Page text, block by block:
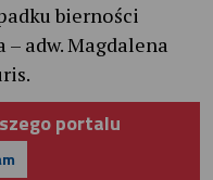
bierności
adw. Magdalena
portalu